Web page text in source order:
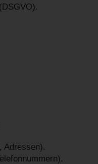
Adressen).